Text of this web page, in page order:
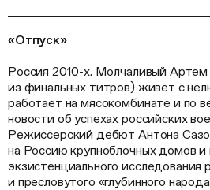
«Отпуск»
Россия 2010-х. Молчаливый
из финальных титров) живет с
работает на мясокомбинате и по
новости об успехах российских
Режиссерский дебют Антона
на Россию крупноблочных домов и
экзистенциального исследования
и пресловутого «глубинного